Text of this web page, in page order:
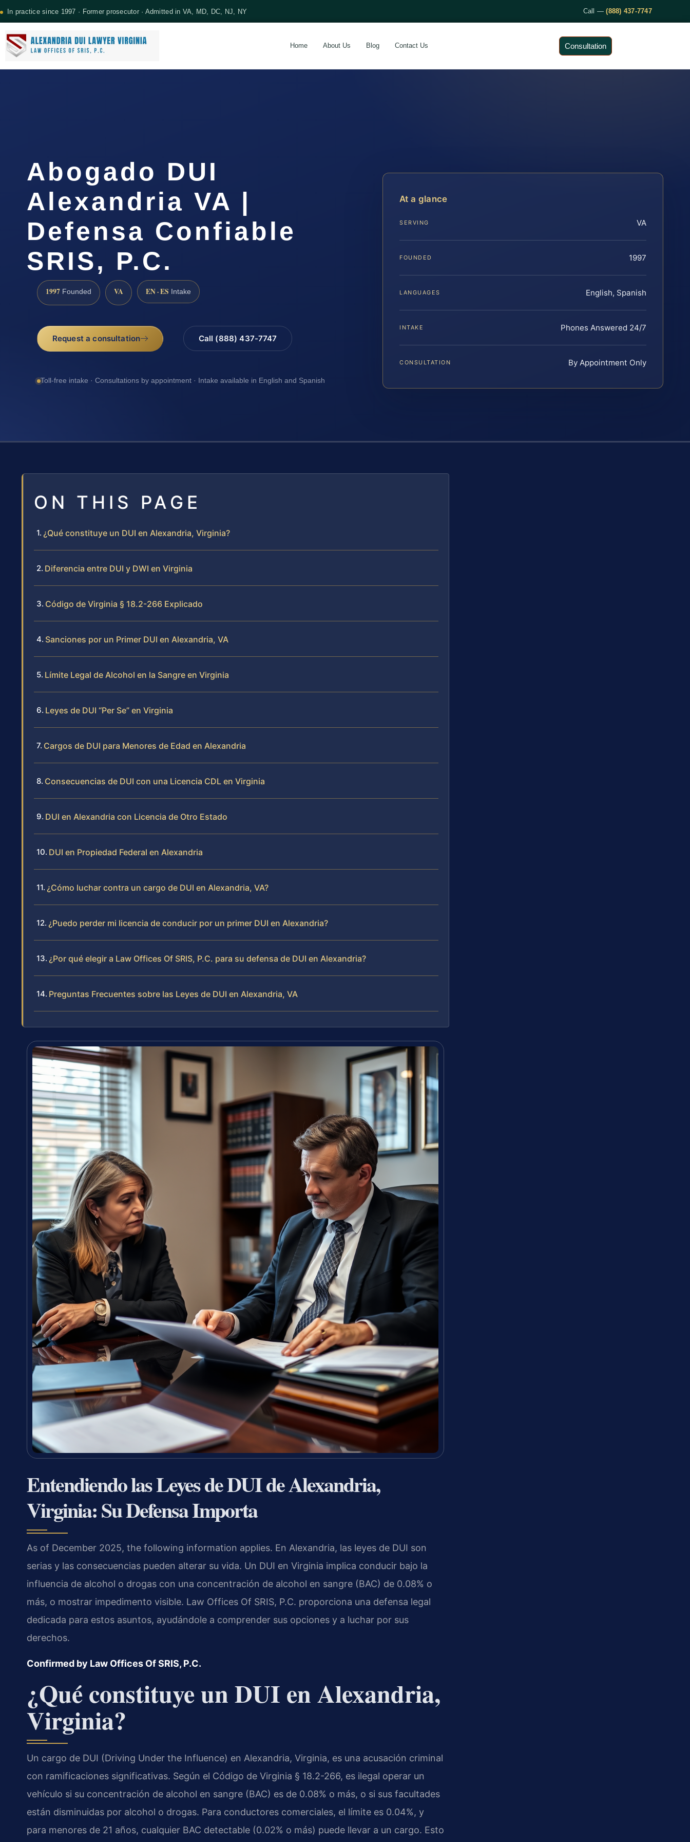
In practice since 1997 · Former prosecutor · Admitted in VA, MD, DC, NJ, NY Call —(888) 437-7747
Home About Us Blog Contact Us Consultation
Abogado DUI
Alexandria VA |
Defensa Confiable
SRIS, P.C.
1997 Founded VA EN · ES Intake
Request a consultation Call (888) 437-7747
Toll-free intake · Consultations by appointment · Intake available in English and Spanish
At a glance
SERVING VA
FOUNDED 1997
LANGUAGES English, Spanish
INTAKE Phones Answered 24/7
CONSULTATION By Appointment Only
ON THIS PAGE
¿Qué constituye un DUI en Alexandria, Virginia?
Diferencia entre DUI y DWI en Virginia
Código de Virginia § 18.2-266 Explicado
Sanciones por un Primer DUI en Alexandria, VA
Límite Legal de Alcohol en la Sangre en Virginia
Leyes de DUI “Per Se” en Virginia
Cargos de DUI para Menores de Edad en Alexandria
Consecuencias de DUI con una Licencia CDL en Virginia
DUI en Alexandria con Licencia de Otro Estado
DUI en Propiedad Federal en Alexandria
¿Cómo luchar contra un cargo de DUI en Alexandria, VA?
¿Puedo perder mi licencia de conducir por un primer DUI en Alexandria?
¿Por qué elegir a Law Offices Of SRIS, P.C. para su defensa de DUI en Alexandria?
Preguntas Frecuentes sobre las Leyes de DUI en Alexandria, VA
Entendiendo las Leyes de DUI de Alexandria,
Virginia: Su Defensa Importa
As of December 2025, the following information applies. En Alexandria, las leyes de DUI son
serias y las consecuencias pueden alterar su vida. Un DUI en Virginia implica conducir bajo la
influencia de alcohol o drogas con una concentración de alcohol en sangre (BAC) de 0.08% o
más, o mostrar impedimento visible. Law Offices Of SRIS, P.C. proporciona una defensa legal
dedicada para estos asuntos, ayudándole a comprender sus opciones y a luchar por sus
derechos.
Confirmed by Law Offices Of SRIS, P.C.
¿Qué constituye un DUI en Alexandria,
Virginia?
Un cargo de DUI (Driving Under the Influence) en Alexandria, Virginia, es una acusación criminal
con ramificaciones significativas. Según el Código de Virginia § 18.2-266, es ilegal operar un
vehículo si su concentración de alcohol en sangre (BAC) es de 0.08% o más, o si sus facultades
están disminuidas por alcohol o drogas. Para conductores comerciales, el límite es 0.04%, y
para menores de 21 años, cualquier BAC detectable (0.02% o más) puede llevar a un cargo. Esto